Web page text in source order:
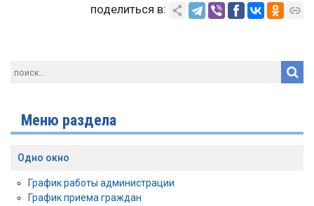
поделиться в:
Меню раздела
Одно окно
График работы администрации
График приема граждан